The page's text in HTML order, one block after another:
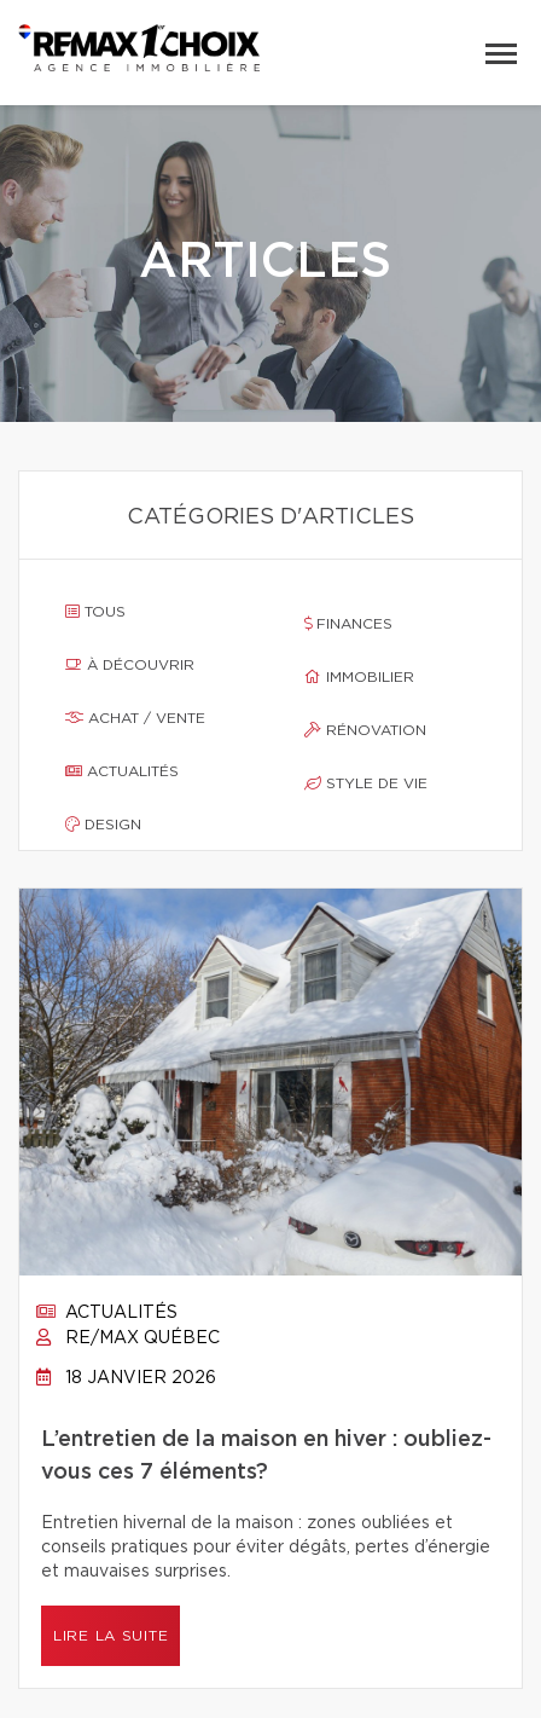
ARTICLES
CATÉGORIES D'ARTICLES
TOUS
À DÉCOUVRIR
ACHAT / VENTE
ACTUALITÉS
DESIGN
FINANCES
IMMOBILIER
RÉNOVATION
STYLE DE VIE
ACTUALITÉS
RE/MAX QUÉBEC
18 JANVIER 2026
L’entretien de la maison en hiver : oubliez-
vous ces 7 éléments?
Entretien hivernal de la maison : zones oubliées et
conseils pratiques pour éviter dégâts, pertes d’énergie
et mauvaises surprises.
LIRE LA SUITE